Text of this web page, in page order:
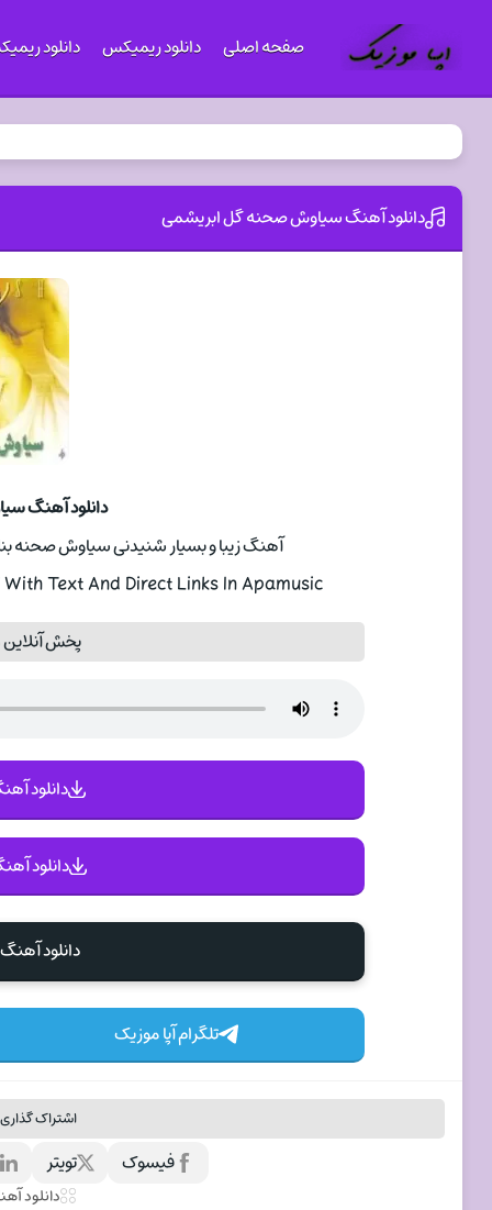
صفحه اصلی دانلود ریمیکس دانلود
دانلود آهنگ سیاوش صحنه گل ابریشمی
دانلود آهنگ
آهنگ زیبا و بسیار شنیدنی سیاوش صحنه بنام
With Text And Direct Links In Apamusic
پخش
دانلود
دانلود
دانلود
تلگرام آپا موزیک
اشتراک
تویتر فیسوک
دانلود